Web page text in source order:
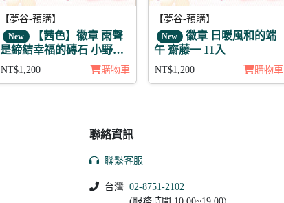
【夢谷-預購】
New 【茜色】徽章 雨聲
是締結幸福的磚石 小野妹
子 11入
NT$1,200 購物車
【夢谷-預購】
New
徽章 日暖風和的端
午 齋藤一 11入
NT$1,200 購物車
聯絡資訊
聯繫客服
台灣 02-8751-2102